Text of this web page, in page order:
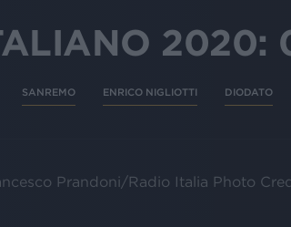
2020:
SANREMO ENRICO NIGLIOTTI DIODATO
Prandoni/Radio Italia Photo